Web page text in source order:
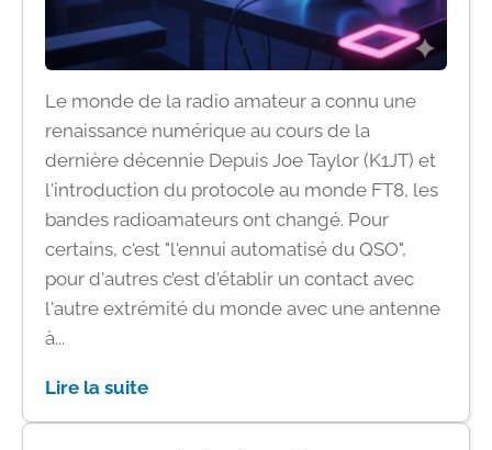
Le monde de la radio amateur a connu une
renaissance numérique au cours de la
dernière décennie Depuis Joe Taylor (K1JT) et
l'introduction du protocole au monde FT8, les
bandes radioamateurs ont changé. Pour
certains, c'est "l'ennui automatisé du QSO",
pour d'autres c’est d'établir un contact avec
l'autre extrémité du monde avec une antenne
à...
Lire la suite